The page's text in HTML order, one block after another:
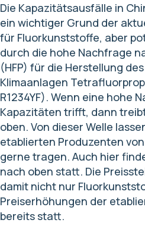
Die Kapazitätsausfälle in
ein wichtiger Grund der
für Fluorkunststoffe, aber
durch die hohe Nachfrage
(HFP) für die Herstellung
Klimaanlagen
R1234YF). Wenn eine hohe
Kapazitäten trifft, dann treibt
oben. Von dieser Welle
etablierten Produzenten von
gerne tragen. Auch hier
nach oben statt. Die
damit nicht nur
Preiserhöhungen der
bereits statt.